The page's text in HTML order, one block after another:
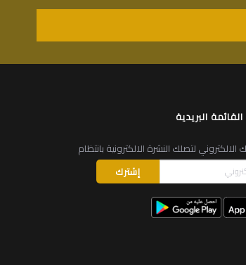
البريدية
لتصلك النشرة الالكترونية بانتظام